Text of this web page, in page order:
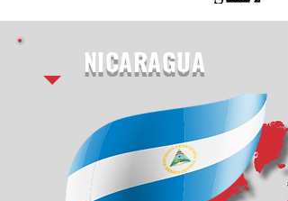
NICARAGUA